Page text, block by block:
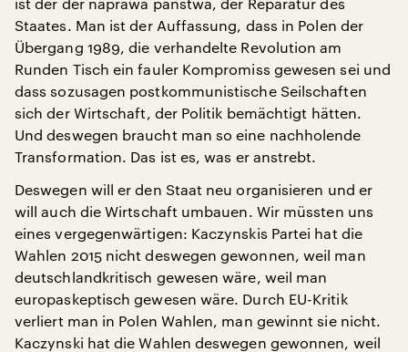
Staates. Man ist der Auffassung, dass in Polen der
Übergang 1989, die verhandelte Revolution am
Runden Tisch ein fauler Kompromiss gewesen sei und
dass sozusagen postkommunistische Seilschaften
sich der Wirtschaft, der Politik bemächtigt hätten.
Und deswegen braucht man so eine nachholende
Transformation. Das ist es, was er anstrebt.
Deswegen will er den Staat neu organisieren und er
will auch die Wirtschaft umbauen. Wir müssten uns
eines vergegenwärtigen: Kaczynskis Partei hat die
Wahlen 2015 nicht deswegen gewonnen, weil man
deutschlandkritisch gewesen wäre, weil man
europaskeptisch gewesen wäre. Durch EU-Kritik
verliert man in Polen Wahlen, man gewinnt sie nicht.
Kaczynski hat die Wahlen deswegen gewonnen, weil